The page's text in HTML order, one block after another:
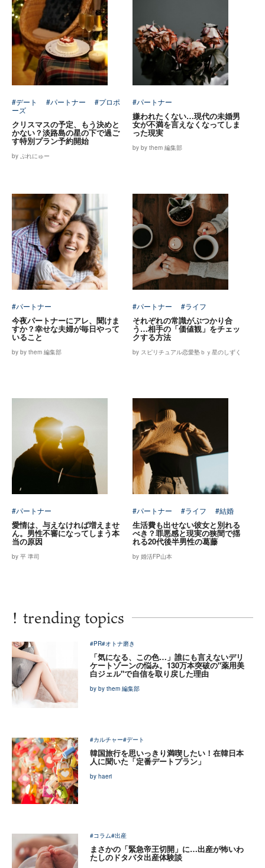
#デート #パートナー
#プロポ
ーズ
クリスマスの予定、もう決めと
かない？淡路島の星の下で過ご
す特別プラン予約開始
by ぷれにゅー
#パートナー
嫌われたくない…現代の未婚男
女が不満を言えなくなってしま
った現実
by by them 編集部
#パートナー
今夜パートナーにアレ、聞けま
すか？幸せな夫婦が毎日やって
いること
by by them 編集部
#パートナー #ライフ
それぞれの常識がぶつかり合
う…相手の「価値観」をチェッ
クする方法
by スピリチュアル恋愛塾ｂｙ星のしずく
#パートナー
愛情は、与えなければ増えませ
ん。男性不審になってしまう本
当の原因
by 平 準司
#パートナー #ライフ #結婚
生活費も出せない彼女と別れる
べき？罪悪感と現実の狭間で揺
れる20代後半男性の葛藤
by 婚活FP山本
! trending topics
#PR#オトナ磨き
「気になる、この色…」誰にも言えないデリ
ケートゾーンの悩み。130万本突破の"薬用美
白ジェル"で自信を取り戻した理由
by by them 編集部
#カルチャー#デート
韓国旅行を思いっきり満喫したい！在韓日本
人に聞いた「定番デートプラン」
by haeri
#コラム#出産
まさかの「緊急帝王切開」に…出産が怖いわ
たしのドタバタ出産体験談